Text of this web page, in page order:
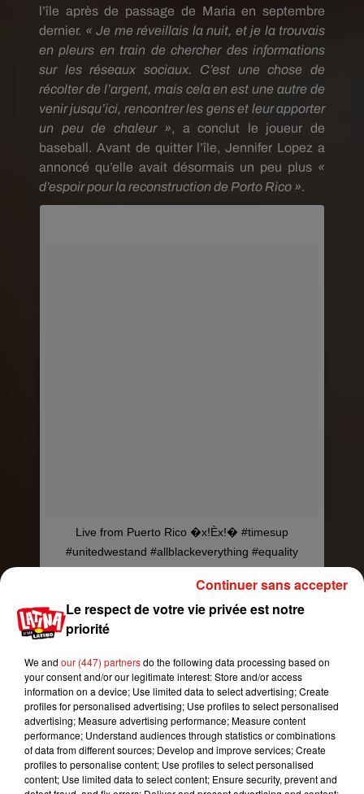
l’île après de passage de Maria en septembre
dernier. « Je me réveillais la nuit, et je la trouvais
en pleurs en train de chercher des informations
sur les réseaux sociaux. C’est une chose de
récolter de l’argent, mais cela en est une autre de
venir jusqu’ici, rencontrer les gens et leur apporter
un peu de chaleur », a conclut le joueur de
baseball. Avant de quitter l’île, Jennifer Lopez a
annoncé qu’elle avait désormais un peu plus «
d’espoir pour la reconstruction de Porto Rico ».
Live from Puerto Rico �x!Èx!� #timesup
#unitedwestand #allblackeverything #equality
@arod @goldenglobes
Le respect de votre vie privée est notre
priorité
We and our (447) partnersdo the following data processing based on
your consent and/or our legitimate interest: Store and/or access
information on a device; Use limited data to select advertising; Create
profiles for personalised advertising; Use profiles to select personalised
advertising; Measure advertising performance; Measure content
performance; Understand audiences through statistics or combinations
of data from different sources; Develop and improve services; Create
profiles to personalise content; Use profiles to select personalised
content; Use limited data to select content; Ensure security, prevent and
Continuer sans accepter